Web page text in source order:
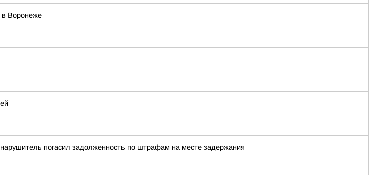
в Воронеже
погасил задолженность по штрафам на месте задержания